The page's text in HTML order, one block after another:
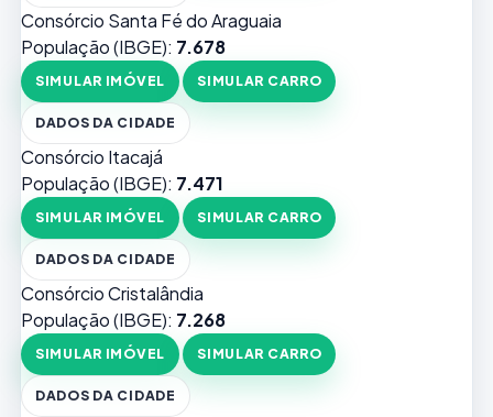
Consórcio Santa Fé do Araguaia
População (IBGE): 7.678
SIMULAR IMÓVEL SIMULAR CARRO
DADOS DA CIDADE
Consórcio Itacajá
População (IBGE): 7.471
SIMULAR IMÓVEL SIMULAR CARRO
DADOS DA CIDADE
Consórcio Cristalândia
População (IBGE): 7.268
SIMULAR IMÓVEL SIMULAR CARRO
DADOS DA CIDADE